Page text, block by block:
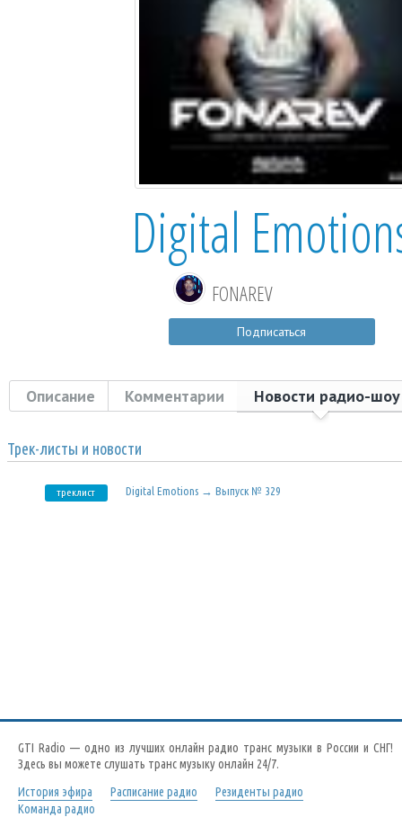
Digital
FONAREV
Подписаться
Описание Комментарии Новости радио-шоу
Трек-листы и новости
треклист Digital Emotions → Выпуск № 329
GTI Radio — одно из лучших онлайн радио транс музыки в России и СНГ!
Здесь вы можете слушать транс музыку онлайн 24/7.
История эфира
Расписание радио
Резиденты радио
Команда радио